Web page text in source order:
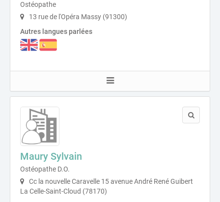
Ostéopathe
13 rue de l'Opéra Massy (91300)
Autres langues parlées
Maury Sylvain
Ostéopathe D.O.
Cc la nouvelle Caravelle 15 avenue André René Guibert
La Celle-Saint-Cloud (78170)